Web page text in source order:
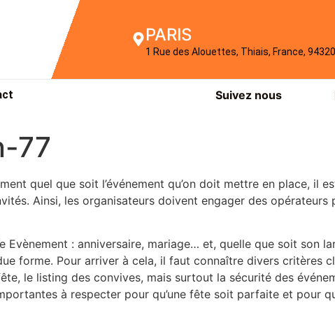
PARIS
1 Rue des Alouettes, Thiais, France, 94320
Suivez nous
77
quel que soit l’événement qu’on doit mettre en place, il
Ainsi, les organisateurs doivent engager des opérateurs
Evènement : anniversaire, mariage… et, quelle que soit son
forme. Pour arriver à cela, il faut connaître divers critères
le listing des convives, mais surtout la sécurité des
à respecter pour qu’une fête soit parfaite et pour